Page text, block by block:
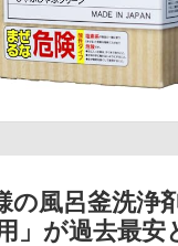
の風呂釜洗浄
」が過去最安